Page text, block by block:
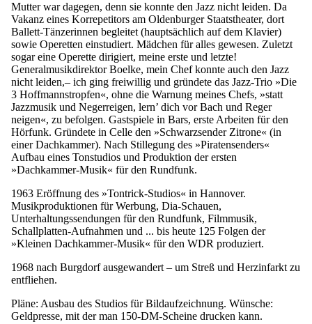
Mutter war dagegen, denn sie konnte den Jazz nicht leiden. Da
Vakanz eines Korrepetitors am Oldenburger Staatstheater, dort
Ballett-Tänzerinnen begleitet (hauptsächlich auf dem Klavier)
sowie Operetten einstudiert. Mädchen für alles gewesen. Zuletzt
sogar eine Operette dirigiert, meine erste und letzte!
Generalmusikdirektor Boelke, mein Chef konnte auch den Jazz
nicht leiden,– ich ging freiwillig und gründete das Jazz-Trio »Die
3 Hoffmannstropfen«, ohne die Warnung meines Chefs, »statt
Jazzmusik und Negerreigen, lern’ dich vor Bach und Reger
neigen«, zu befolgen. Gastspiele in Bars, erste Arbeiten für den
Hörfunk. Gründete in Celle den »Schwarzsender Zitrone« (in
einer Dachkammer). Nach Stillegung des »Piratensenders«
Aufbau eines Tonstudios und Produktion der ersten
»Dachkammer-Musik« für den Rundfunk.
1963 Eröffnung des »Tontrick-Studios« in Hannover.
Musikproduktionen für Werbung, Dia-Schauen,
Unterhaltungssendungen für den Rundfunk, Filmmusik,
Schallplatten-Aufnahmen und ... bis heute 125 Folgen der
»Kleinen Dachkammer-Musik« für den WDR produziert.
1968 nach Burgdorf ausgewandert – um Streß und Herzinfarkt zu
entfliehen.
Pläne: Ausbau des Studios für Bildaufzeichnung. Wünsche:
Geldpresse, mit der man 150-DM-Scheine drucken kann.